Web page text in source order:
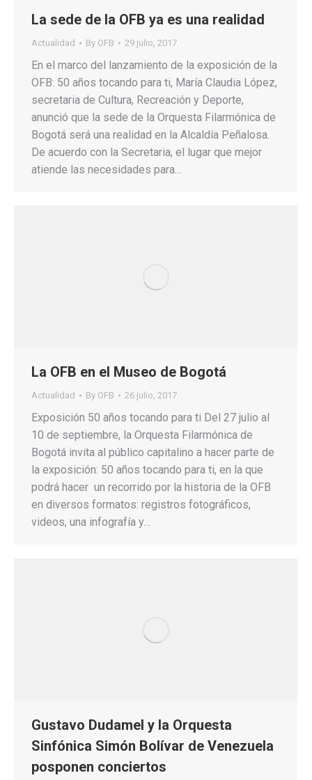
La sede de la OFB ya es una realidad
Actualidad By OFB 29 julio, 2017
En el marco del lanzamiento de la exposición de la
OFB: 50 años tocando para ti, María Claudia López,
secretaria de Cultura, Recreación y Deporte,
anunció que la sede de la Orquesta Filarmónica de
Bogotá será una realidad en la Alcaldía Peñalosa.
De acuerdo con la Secretaria, el lugar que mejor
atiende las necesidades para…
La OFB en el Museo de Bogotá
Actualidad By OFB 26 julio, 2017
Exposición 50 años tocando para ti Del 27 julio al
10 de septiembre, la Orquesta Filarmónica de
Bogotá invita al público capitalino a hacer parte de
la exposición: 50 años tocando para ti, en la que
podrá hacer un recorrido por la historia de la OFB
en diversos formatos: registros fotográficos,
videos, una infografía y…
Gustavo Dudamel y la Orquesta
Sinfónica Simón Bolívar de Venezuela
posponen conciertos